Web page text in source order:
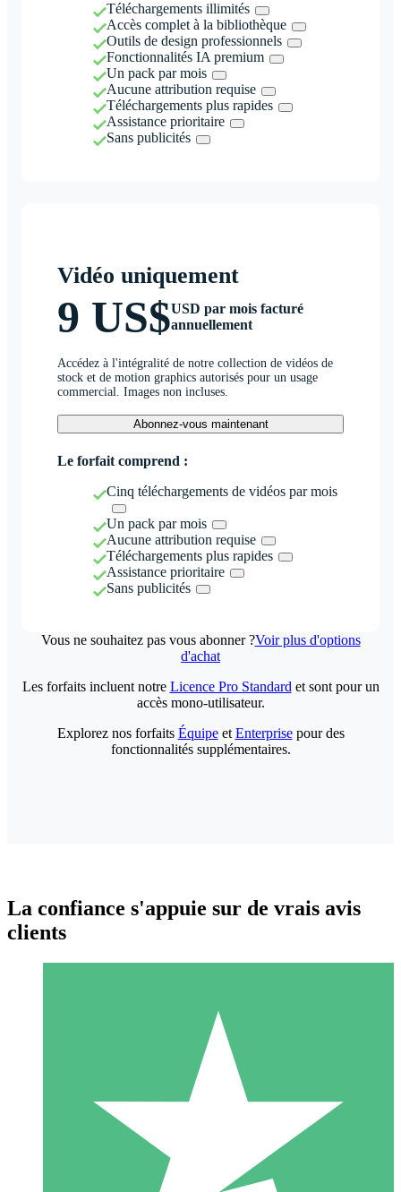
Téléchargements illimités
Accès complet à la bibliothèque
Outils de design professionnels
Fonctionnalités IA premium
Un pack par mois
Aucune attribution requise
Téléchargements plus rapides
Assistance prioritaire
Sans publicités
Vidéo uniquement
9 US$USD par mois facturé
annuellement
Accédez à l'intégralité de notre collection de vidéos de
stock et de motion graphics autorisés pour un usage
commercial. Images non incluses.
Abonnez-vous maintenant
Le forfait comprend :
Cinq téléchargements de vidéos par mois
Un pack par mois
Aucune attribution requise
Téléchargements plus rapides
Assistance prioritaire
Sans publicités
Vous ne souhaitez pas vous abonner ?Voir plus d'options
d'achat
Packs de Crédits Individuels
Payez à l'utilisation avec des crédits de téléchargement. Sans
1 Téléchargement
00
Les forfaits incluent notre Licence Pro Standard et sont pour un
accès mono-utilisateur.
Explorez nos forfaits Équipeet Enterprisepour des
fonctionnalités supplémentaires.
La confiance s'appuie sur de vrais avis
clients